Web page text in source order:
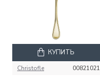
Christofle 00821021
КУПИТЬ